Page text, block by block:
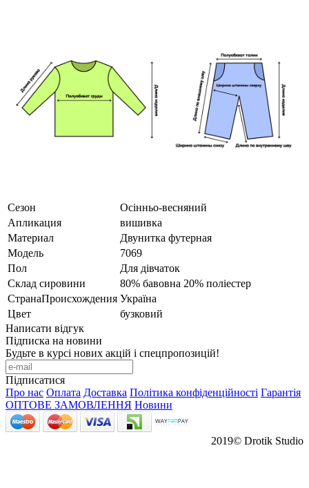
Сезон
Осінньо-весняний
Апликация
вишивка
Материал
Двунитка футерная
Модель
7069
Пол
Для дівчаток
Склад сировини
80% бавовна 20% поліестер
СтранаПроисхождения Україна
Цвет
бузковий
Написати відгук
Підписка на новини
Будьте в курсі нових акцій і спецпропозицій!
Підписатися
Про нас Оплата Доставка Політика конфіденційності Гарантія
ОПТОВЕ ЗАМОВЛЕННЯ Новини
2019© Drotik Studio